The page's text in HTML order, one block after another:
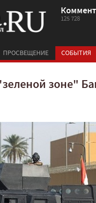
125 728
ПРОСВЕЩЕНИЕ СОБЫТИЯ
зоне"